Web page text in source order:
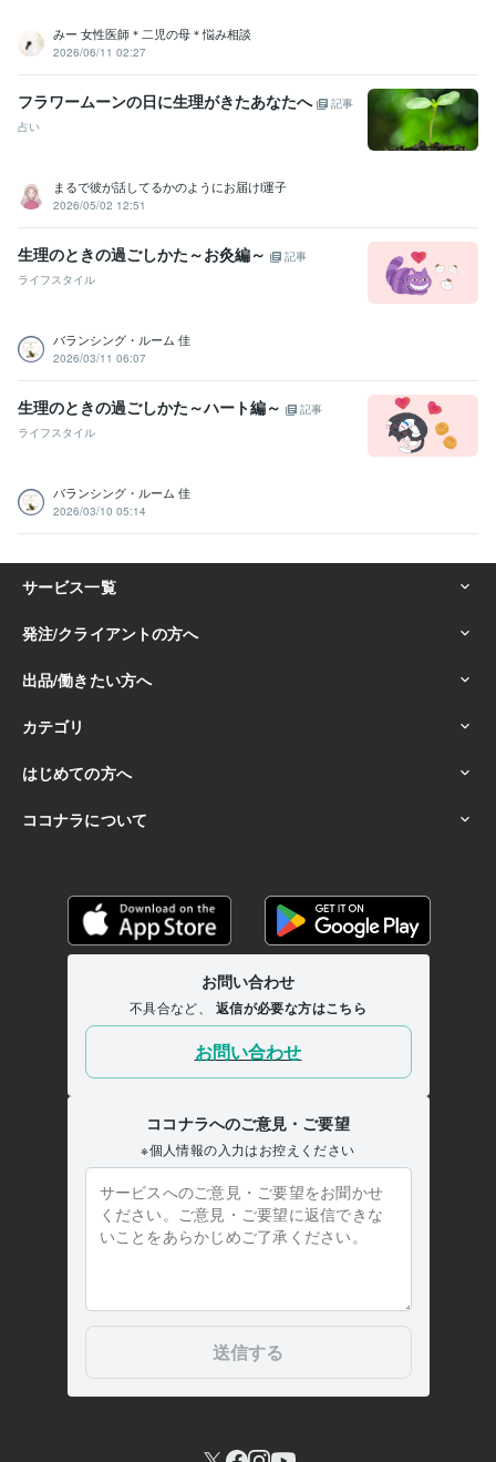
愛カウンセラー
学習指導・資格・キャリア相談 英語の発音アドバイス
NLPコーチン
グ
三日坊主繰り返しマスター リ
児童英語講師
語学力
英語 日常会話レベル
みー 女性医師＊二児の母＊悩み相談
2026/06/11 02:27
フラワームーンの日に生理がきたあなたへ
記事
占い
まるで彼が話してるかのようにお届けl運子
2026/05/02 12:51
生理のときの過ごしかた～お灸編～
記事
ライフスタイル
バランシング・ルーム 佳
2026/03/11 06:07
生理のときの過ごしかた～ハート編～
記事
ライフスタイル
バランシング・ルーム 佳
2026/03/10 05:14